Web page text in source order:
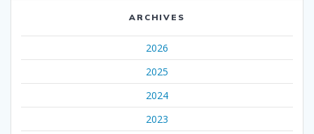
ARCHIVES
2026
2025
2024
2023